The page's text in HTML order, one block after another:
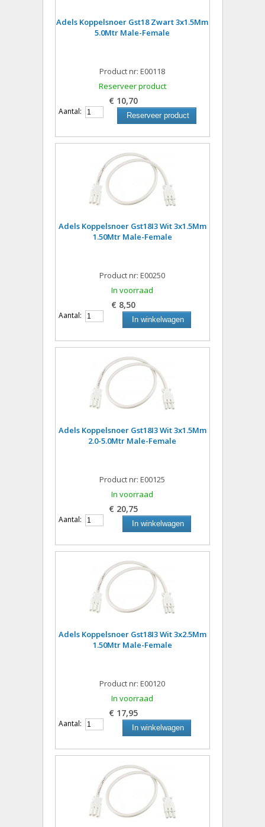
Adels Koppelsnoer Gst18 Zwart 3x1.5Mm
5.0Mtr Male-Female
Product nr: E00118
Reserveer product
€ 10,70
Aantal: Reserveer product
Adels Koppelsnoer Gst18I3 Wit 3x1.5Mm
1.50Mtr Male-Female
Product nr: E00250
In voorraad
€ 8,50
Aantal: In winkelwagen
Adels Koppelsnoer Gst18I3 Wit 3x1.5Mm
2.0-5.0Mtr Male-Female
Product nr: E00125
In voorraad
€ 20,75
Aantal: In winkelwagen
Adels Koppelsnoer Gst18I3 Wit 3x2.5Mm
1.50Mtr Male-Female
Product nr: E00120
In voorraad
€ 17,95
Aantal: In winkelwagen